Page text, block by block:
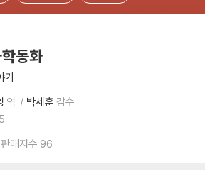
동화
기
역 박세훈 감수
판매지수 96